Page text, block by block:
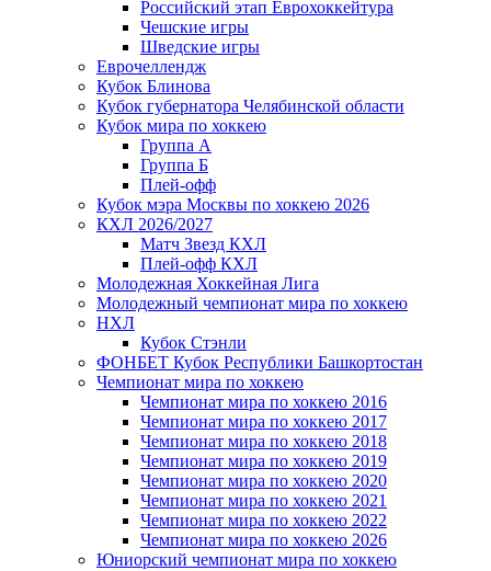
Российский этап Еврохоккейтура
Чешские игры
Шведские игры
Еврочеллендж
Кубок Блинова
Кубок губернатора Челябинской области
Кубок мира по хоккею
Группа А
Группа Б
Плей-офф
Кубок мэра Москвы по хоккею 2026
КХЛ 2026/2027
Матч Звезд КХЛ
Плей-офф КХЛ
Молодежная Хоккейная Лига
Молодежный чемпионат мира по хоккею
НХЛ
Кубок Стэнли
ФОНБЕТ Кубок Республики Башкортостан
Чемпионат мира по хоккею
Чемпионат мира по хоккею 2016
Чемпионат мира по хоккею 2017
Чемпионат мира по хоккею 2018
Чемпионат мира по хоккею 2019
Чемпионат мира по хоккею 2020
Чемпионат мира по хоккею 2021
Чемпионат мира по хоккею 2022
Чемпионат мира по хоккею 2026
Юниорский чемпионат мира по хоккею